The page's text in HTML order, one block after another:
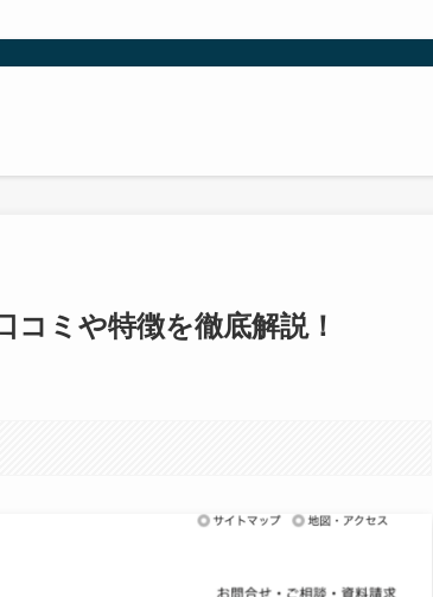
ミや特徴を徹底解説！